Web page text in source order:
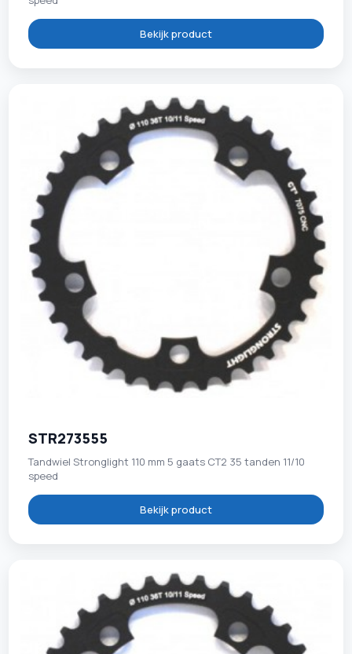
Bekijk product
STR273555
Tandwiel Stronglight 110 mm 5 gaats CT2 35 tanden 11/10
speed
Bekijk product